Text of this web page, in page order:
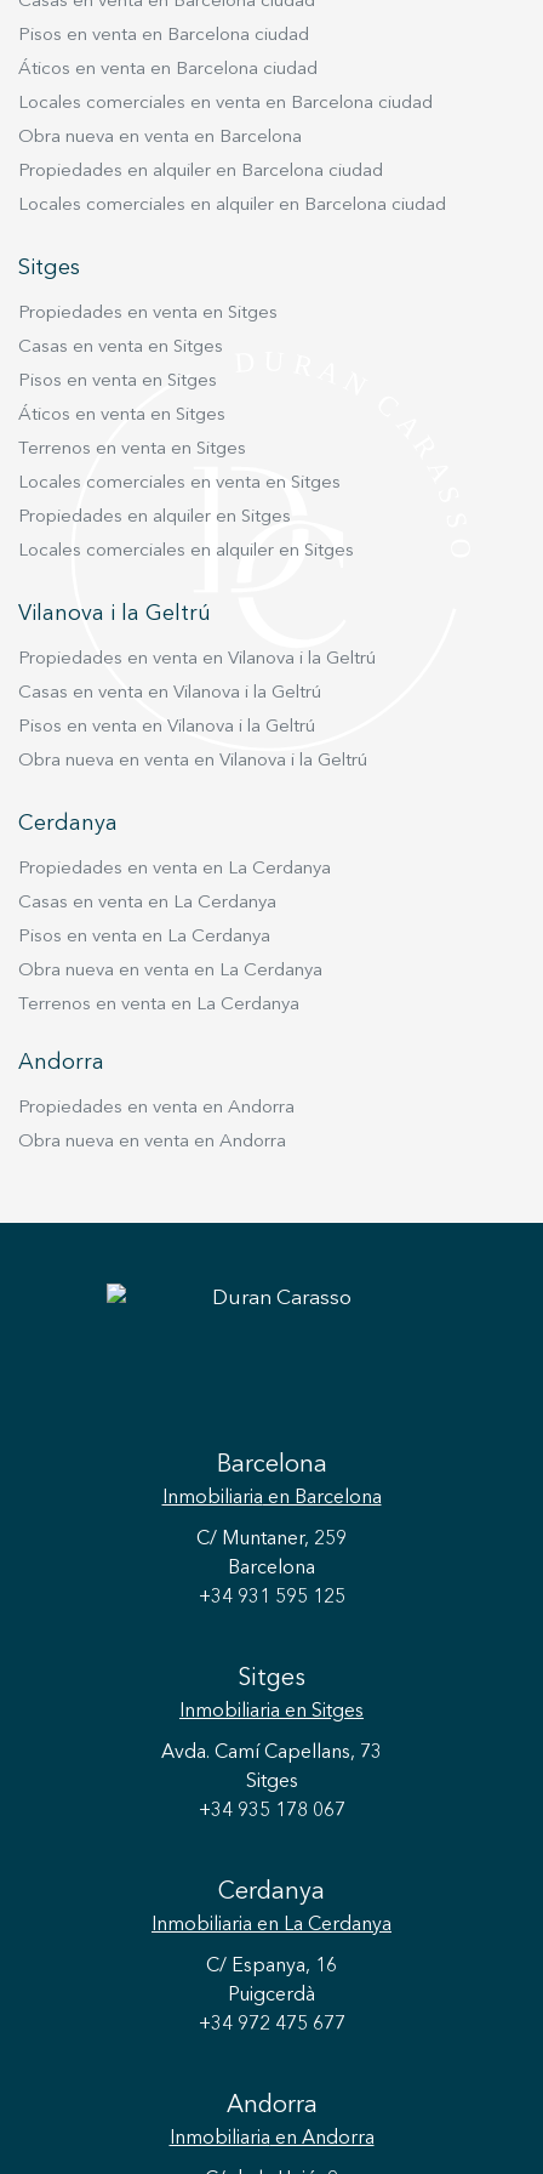
habitaciones de invitados, despacho o zona de
estudio. Estas estancias dan a patio interior, lo
que asegura igualmente tranquilidad y una
atmósfera relajada, ideal para el descanso. La
vivienda cuenta además con una quinta
habitación de servicio con baño propio, un
valor añadido por sus múltiples posibilidades
habitación para el personal de servicio,
despacho privado, estudio creativo o incluso
En conjunto, la propiedad dispone de dos
baños completos y un baño de servicio, todos
ellos distribuidos de manera práctica para
ofrecer funcionalidad y comodidad a los
distintos ambientes de la vivienda. La
distribución de esta zona de noche consigue
convirtiéndola en uno de los espacios más
trata de una vivienda pensada para quienes
buscan amplitud, comodidad y ubicación
privilegiada, con la posibilidad de crear un
acceso directo en la misma finca.
Pisos en venta en Barcelona ciudad
Áticos en venta en Barcelona ciudad
Locales comerciales en venta en Barcelona ciudad
Obra nueva en venta en Barcelona
Propiedades en alquiler en Barcelona ciudad
Locales comerciales en alquiler en Barcelona ciudad
Sitges
Propiedades en venta en Sitges
Casas en venta en Sitges
Pisos en venta en Sitges
Áticos en venta en Sitges
Terrenos en venta en Sitges
Locales comerciales en venta en Sitges
Propiedades en alquiler en Sitges
Locales comerciales en alquiler en Sitges
Vilanova i la Geltrú
Propiedades en venta en Vilanova i la Geltrú
Casas en venta en Vilanova i la Geltrú
Pisos en venta en Vilanova i la Geltrú
Obra nueva en venta en Vilanova i la Geltrú
Cerdanya
Propiedades en venta en La Cerdanya
Casas en venta en La Cerdanya
Pisos en venta en La Cerdanya
Obra nueva en venta en La Cerdanya
Terrenos en venta en La Cerdanya
Andorra
Propiedades en venta en Andorra
Obra nueva en venta en Andorra
Barcelona
Inmobiliaria en Barcelona
C/ Muntaner, 259
Barcelona
+34 931 595 125
Sitges
Inmobiliaria en Sitges
Avda. Camí Capellans, 73
Sitges
+34 935 178 067
Cerdanya
Inmobiliaria en La Cerdanya
C/ Espanya, 16
Puigcerdà
+34 972 475 677
Andorra
Inmobiliaria en Andorra
Guardar configuración Aceptar todas